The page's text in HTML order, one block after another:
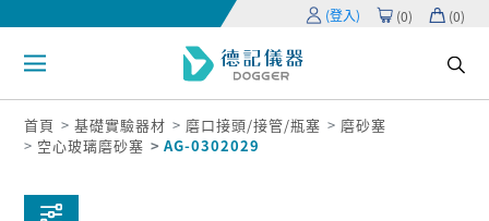
(登入) (0) (0)
首頁 基礎實驗器材 磨口接頭/接管/瓶塞
磨砂塞
空心玻璃磨砂塞
AG-0302029